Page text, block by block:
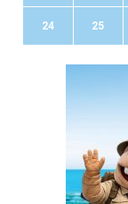
24 25